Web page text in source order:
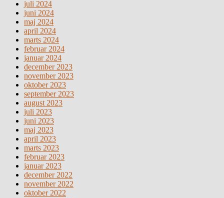
juli 2024
juni 2024
maj 2024
april 2024
marts 2024
februar 2024
januar 2024
december 2023
november 2023
oktober 2023
september 2023
august 2023
juli 2023
juni 2023
maj 2023
april 2023
marts 2023
februar 2023
januar 2023
december 2022
november 2022
oktober 2022